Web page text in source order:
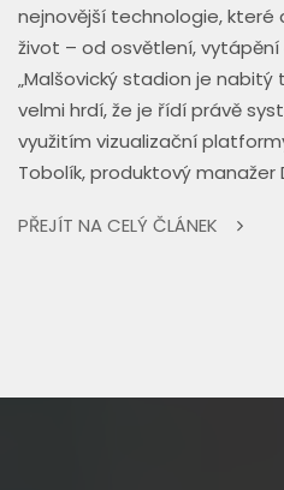
nejnovější technologie, které
život – od osvětlení,
„Malšovický stadion je
velmi hrdí, že je řídí právě
využitím vizualizační
Tobolík, produktový manažer
PŘEJÍT NA CELÝ ČLÁNEK